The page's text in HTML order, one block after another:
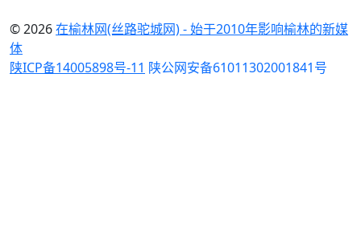
© 2026在榆林网(丝路驼城网) - 始于2010年影响榆林的新媒
体
陕ICP备14005898号-11 陕公网安备61011302001841号